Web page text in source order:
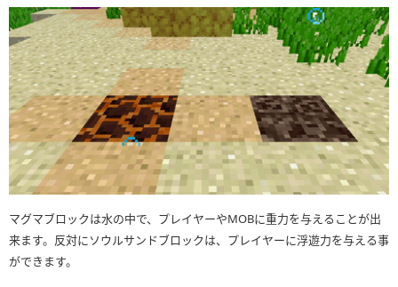
マグマブロックは水の中で、プレイヤーやMOBに重力を与えることが出
来ます。反対にソウルサンドブロックは、プレイヤーに浮遊力を与える事
ができます。